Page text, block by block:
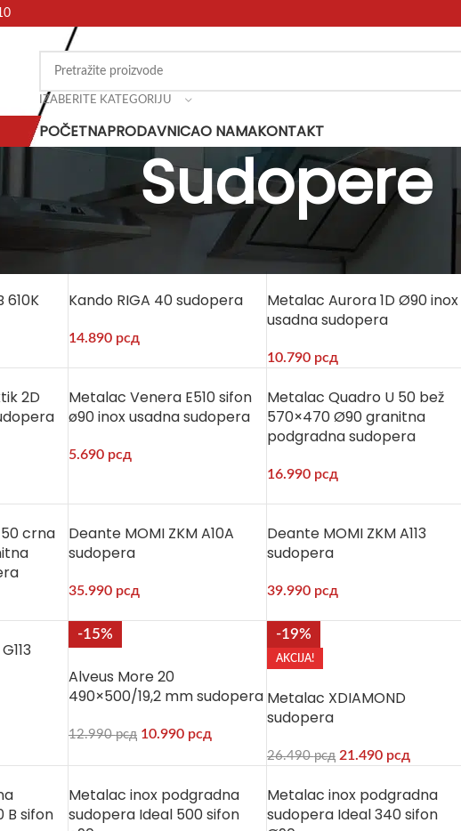
IZABERITE KATEGORIJU
POČETNAPRODAVNICAO NAMAKONTAKT
Sudopere
Sudopere
610K
Kando RIGA 40 sudopera
14.890 рсд
Metalac Aurora 1D Ø90 inox
usadna sudopera
10.790 рсд
2D
Metalac Venera E510 sifon
ø90 inox usadna sudopera
5.690 рсд
Metalac Quadro U 50 bež
570×470 Ø90 granitna
podgradna sudopera
16.990 рсд
crna
Deante MOMI ZKM A10A
sudopera
35.990 рсд
Deante MOMI ZKM A113
sudopera
39.990 рсд
-15%
Alveus More 20
490×500/19,2 mm sudopera
12.990рсд 10.990 рсд
-19%
AKCIJA!
Metalac XDIAMOND
sudopera
26.490рсд 21.490 рсд
B sifon
Metalac inox podgradna
sudopera Ideal 500 sifon
Metalac inox podgradna
sudopera Ideal 340 sifon